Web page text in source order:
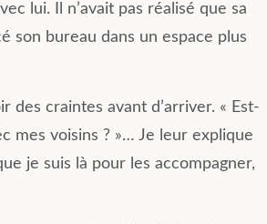
lui. Il n’avait pas réalisé que sa
son bureau dans un espace plus
des craintes avant d’arriver. « Est-
mes voisins ? »… Je leur explique
je suis là pour les accompagner,